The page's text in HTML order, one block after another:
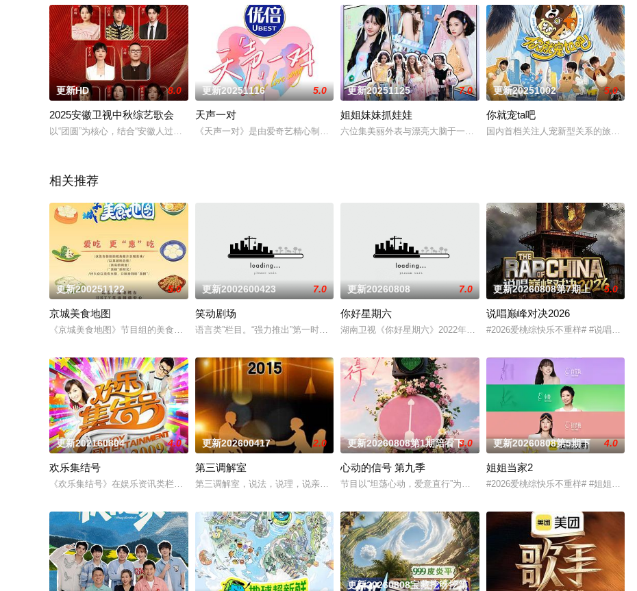
更新HD 8.0
2025安徽卫视中秋综艺歌会
以“团圆”为核心，结合“安徽人过中秋的仪式感”的徽文化特色。
更新20251116 5.0
天声一对
《天声一对》是由爱奇艺精心制作并倾力打造的音乐真人秀类综艺，节目预计2025年Q3播出。节目以一群因爱
更新20251125 7.0
姐姐妹妹抓娃娃
六位集美丽外表与漂亮大脑于一身的"集美"们，将前往土耳其，来一场7天6
更新20251002 5.0
你就宠ta吧
国内首档关注人宠新型关系的旅行微
相关推荐
更新200251122 5.0
京城美食地图
《京城美食地图》节目组的美食侦探邀约行业专家和爱吃团网友，一起到餐厅探店打卡，以真诚、真实、真探究的形式，呈现火爆美食和独特
更新2002600423 7.0
笑动剧场
语言类”栏目。“强力推出”第一时段，独创“幽默评书”打造北京风格，“坚守稳固”第二时段，坚持有“亲和力”的专业化
更新20260808 7.0
你好星期六
湖南卫视《你好星期六》2022年1月1日起与你相约每周六20：10！你好星期
更新20260808第7期上 5.0
说唱巅峰对决2026
#2026爱桃综快乐不重样# #说唱十周
更新202160804 4.0
欢乐集结号
《欢乐集结号》在娱乐资讯类栏目中一枝独秀，领跑全国，是辽宁卫视唯一一档以报道娱乐动态、解读文化现象、重温经典作品为内容的专题
更新202600417 2.0
第三调解室
第三调解室，说法，说理，说亲情。第三调解室是国内第一档具有法律效力的排解矛盾、化解纠纷的电视节目。
更新20260808第1期陪看下3.0
心动的信号 第九季
节目以“坦荡心动，爱意直行”为核心主题，聚焦真诚直白的新式恋爱，告
更新20260808第5期下 4.0
姐姐当家2
#2026爱桃综快乐不重样# #姐姐当家
更新20260808宝藏挖呀挖第